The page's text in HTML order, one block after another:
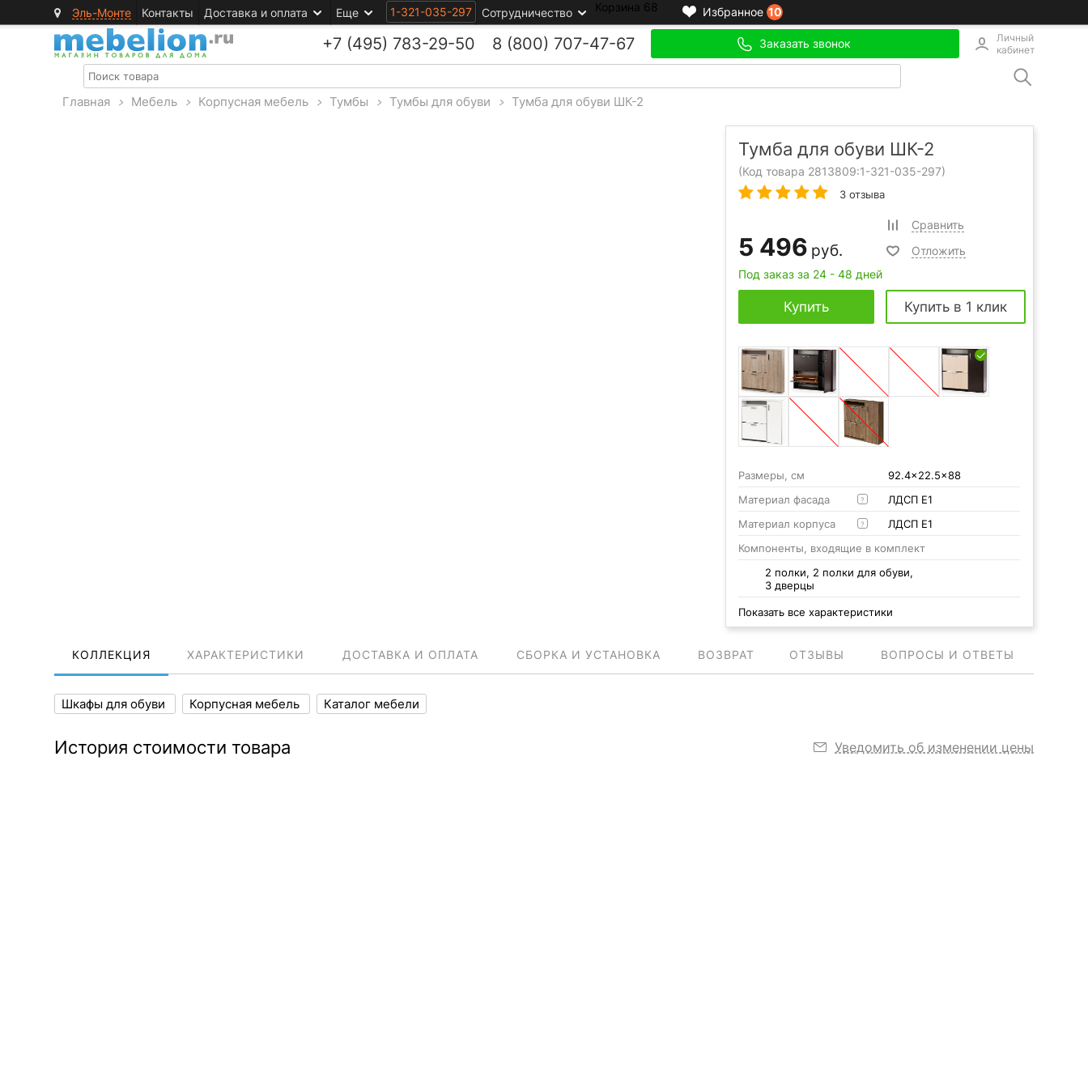
Эль-Монте Контакты Доставка и оплата Еще 1-321-035-297 Сотрудничество Избранное 10
Корзина 68
+7 (495) 783-29-50 8 (800) 707-47-67 Заказать звонок
Личный
кабинет
Главная > Мебель > Корпусная мебель > Тумбы > Тумбы для обуви > Тумба для обуви ШК-2
Тумба для обуви ШК-2
(Код товара 2813809:1-321-035-297)
3 отзыва
5 496 руб.
Под заказ за 24 - 48 дней
Сравнить
Отложить
Купить Купить в 1 клик
Размеры, см
92.4x22.5x88
Материал фасада
?
ЛДСП Е1
Материал корпуса
?
ЛДСП Е1
Компоненты, входящие в комплект
2 полки, 2 полки для обуви,
3 дверцы
Показать все характеристики
КОЛЛЕКЦИЯ ХАРАКТЕРИСТИКИ ДОСТАВКА И ОПЛАТА СБОРКА И УСТАНОВКА ВОЗВРАТ ОТЗЫВЫ ВОПРОСЫ И ОТВЕТЫ
Шкафы для обуви Корпусная мебель Каталог мебели
История стоимости товара Уведомить об изменении цены